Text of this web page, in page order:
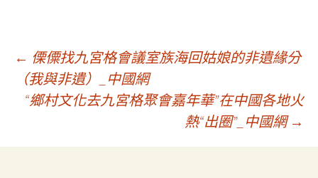
文
章
導
← 傈僳找九宮格會議室族海回姑娘的非遺緣分
（我與非遺）_中國網
“鄉村文化去九宮格聚會嘉年華”在中國各地火
熱“出圈”_中國網 →